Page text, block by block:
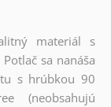
materiál s
sa nanáša
s hrúbkou 90
(neobsahujú